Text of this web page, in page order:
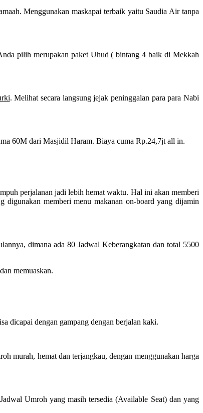
Menggunakan maskapai terbaik yaitu Saudia Air tanpa
pilih merupakan paket Uhud ( bintang 4 baik di Mekkah
. Melihat secara langsung jejak peninggalan para para Nabi
60M dari Masjidil Haram. Biaya cuma Rp.24,7jt all in.
perjalanan jadi lebih hemat waktu. Hal ini akan memberi
digunakan memberi menu makanan on-board yang dijamin
dimana ada 80 Jadwal Keberangkatan dan total 5500
memuaskan.
dicapai dengan gampang dengan berjalan kaki.
murah, hemat dan terjangkau, dengan menggunakan harga
Umroh yang masih tersedia (Available Seat) dan yang